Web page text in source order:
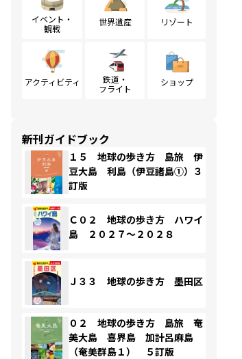
イベント・
観戦
世界遺産 リゾート
アクティビティ
鉄道・
フライト
ショップ
新刊ガイドブック
１５ 地球の歩き方 島旅 伊
豆大島 利島（伊豆諸島①）３
訂版
Ｃ０２ 地球の歩き方 ハワイ
島 ２０２７～２０２８
Ｊ３３ 地球の歩き方 墨田区
０２ 地球の歩き方 島旅 奄
美大島 喜界島 加計呂麻島
（奄美群島１） ５訂版